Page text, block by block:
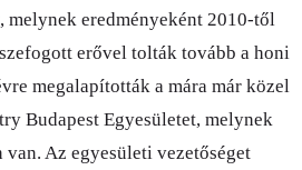
eredményeként 2010-től
erővel tolták tovább a honi
megalapították a mára már közel
Budapest Egyesületet, melynek
Az egyesületi vezetőséget